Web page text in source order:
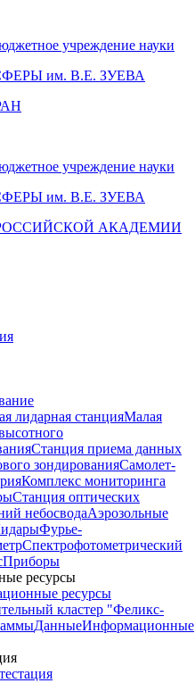
учреждение науки
им. В.Е. ЗУЕВА
учреждение науки
им. В.Е. ЗУЕВА
АКАДЕМИИ
лидарная станцияМалая
Станция приема данных
зондированияСамолет-
Комплекс мониторинга
Станция оптических
небосводаАэрозольные
Фурье-
Спектрофотометрический
Приборы
ресурсы
ресурсы
кластер "Феликс-
ДанныеИнформационные